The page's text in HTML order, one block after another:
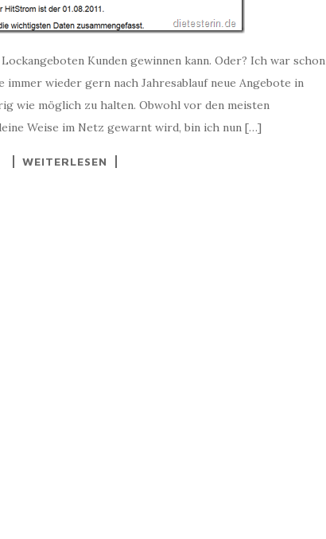
Kunden gewinnen kann. Oder? Ich war schon
wieder gern nach Jahresablauf neue Angebote in
wie möglich zu halten. Obwohl vor den meisten
Weise im Netz gewarnt wird, bin ich nun […]
WEITERLESEN